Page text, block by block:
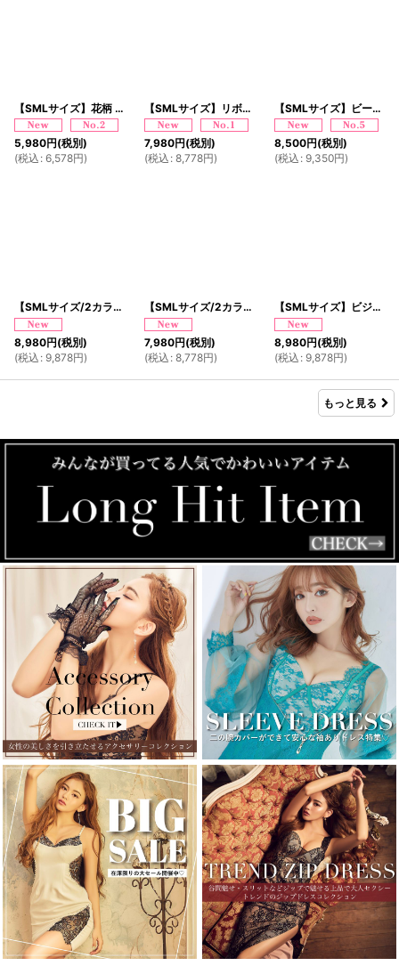
【SMLサイズ】花柄 レース リボン ツイード フロントジップ セットアップ ミニドレス キャバドレス
5,980円(税別)
(税込 : 6,578円)
【SMLサイズ】リボン フレアスカート 袖あり フロントジップ 美胸 美脚 ミニドレス キャバドレス
7,980円(税別)
(税込 : 8,778円)
【SMLサイズ】ビーズリボン ツイード フロントジップ セットアップ フレアスカート リボン ミニドレス キャバドレス
8,500円(税別)
(税込 : 9,350円)
【SMLサイズ/2カラー】ビジュー ショルダー フロントジップ セットアップ フレアスカート リボン ミニドレス キャバドレス
8,980円(税別)
(税込 : 9,878円)
【SMLサイズ/2カラー】ビジューストラップ ベルト風 ジップ セットアップ セクシー ミニドレス キャバドレス
7,980円(税別)
(税込 : 8,778円)
【SMLサイズ】ビジュー チェーン付き フロントジップ セットアップ フリル ミニドレス キャバドレス
8,980円(税別)
(税込 : 9,878円)
もっと見る